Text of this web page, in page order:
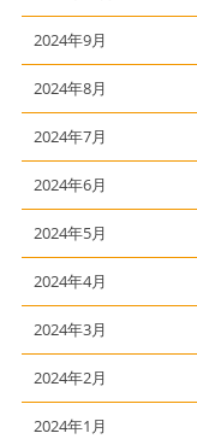
2024年9月
2024年8月
2024年7月
2024年6月
2024年5月
2024年4月
2024年3月
2024年2月
2024年1月